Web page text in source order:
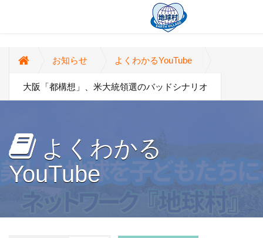
お知らせ よくわかるYouTube
大阪「都構想」、米大統領選のバッドシナリオ
よくわかる
YouTube